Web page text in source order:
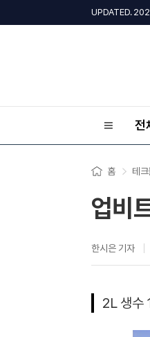
UPDATED.
전
홈 테크
업비
한시은 기자
2L 생수